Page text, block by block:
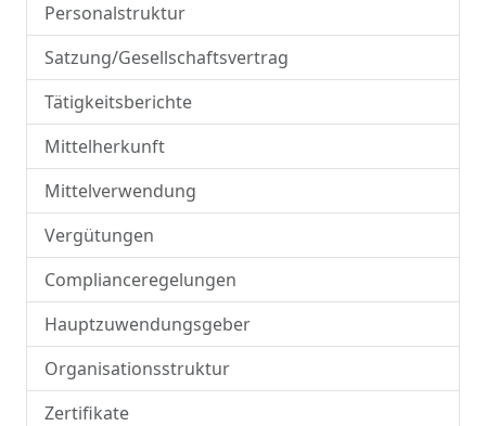
Personalstruktur
Satzung/Gesellschaftsvertrag
Tätigkeitsberichte
Mittelherkunft
Mittelverwendung
Vergütungen
Complianceregelungen
Hauptzuwendungsgeber
Organisationsstruktur
Zertifikate